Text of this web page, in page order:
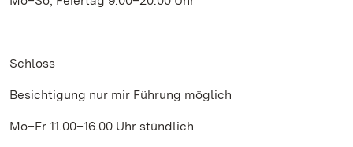
Schloss
Besichtigung nur mir Führung möglich
Mo–Fr 11.00–16.00 Uhr stündlich